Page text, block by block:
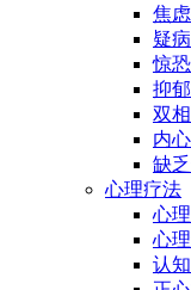
焦
疑
惊
抑
双
内
缺
心理疗法
心
心
认